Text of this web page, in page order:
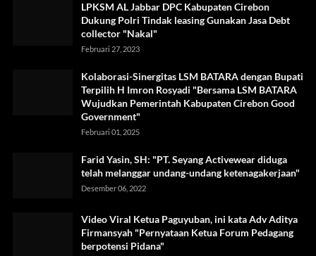
LPKSM AL Jabbar DPC Kabupaten Cirebon
Dukung Polri Tindak leasing Gunakan Jasa Debt
collector "Nakal"
Februari 27, 2023
Kolaborasi-Sinergitas LSM BATARA dengan Bupati
Terpilih H Imron Rosyadi "Bersama LSM BATARA
Wujudkan Pemerintah Kabupaten Cirebon Good
Government"
Februari 01, 2025
Farid Yasin, SH: "PT. Seyang Activewear diduga
telah melanggar undang-undang ketenagakerjaan"
Desember 06, 2022
Video Viral Ketua Paguyuban, ini kata Adv Aditya
Firmansyah "Pernyataan Ketua Forum Pedagang
berpotensi Pidana"